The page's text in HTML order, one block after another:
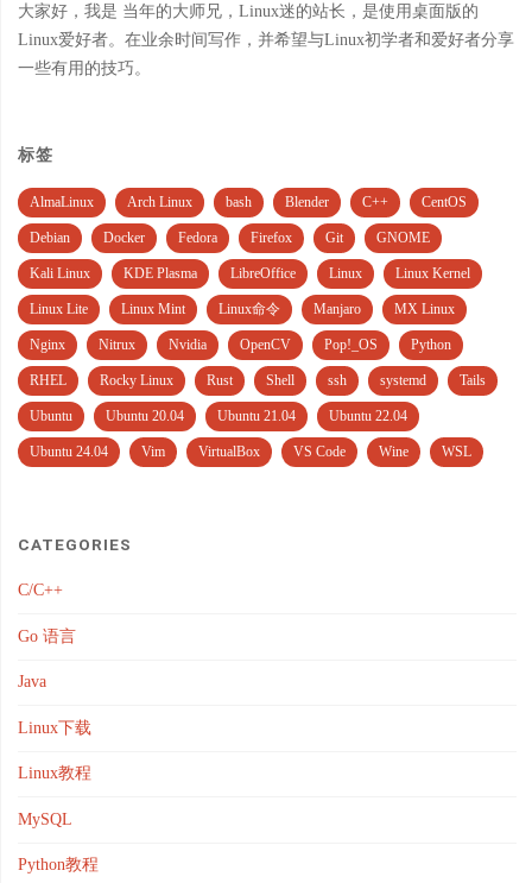
大家好，我是 当年的大师兄，Linux迷的站长，是使用桌面版的
Linux爱好者。在业余时间写作，并希望与Linux初学者和爱好者分享
一些有用的技巧。
标签
AlmaLinux Arch Linux bash Blender C++ CentOS
Debian Docker Fedora Firefox Git GNOME
Kali Linux KDE Plasma LibreOffice Linux Linux Kernel
Linux Lite Linux Mint Linux命令 Manjaro MX Linux
Nginx Nitrux Nvidia OpenCV Pop!_OS Python
RHEL Rocky Linux Rust Shell ssh systemd Tails
Ubuntu Ubuntu 20.04 Ubuntu 21.04 Ubuntu 22.04
Ubuntu 24.04 Vim VirtualBox VS Code Wine WSL
CATEGORIES
C/C++
Go 语言
Java
Linux下载
Linux教程
MySQL
Python教程